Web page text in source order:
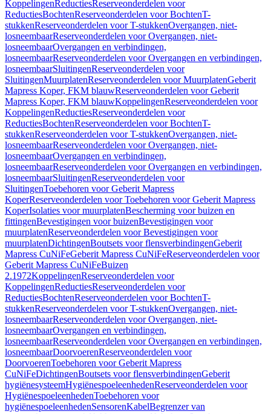
KoppelingenReductiesReserveonderdelen voor
ReductiesBochtenReserveonderdelen voor BochtenT-
stukkenReserveonderdelen voor T-stukkenOvergangen, niet-
losneembaarReserveonderdelen voor Overgangen, niet-
losneembaarOvergangen en verbindingen,
losneembaarReserveonderdelen voor Overgangen en verbindingen,
losneembaarSluitingenReserveonderdelen voor
SluitingenMuurplatenReserveonderdelen voor MuurplatenGeberit
Mapress Koper, FKM blauwReserveonderdelen voor Geberit
Mapress Koper, FKM blauwKoppelingenReserveonderdelen voor
KoppelingenReductiesReserveonderdelen voor
ReductiesBochtenReserveonderdelen voor BochtenT-
stukkenReserveonderdelen voor T-stukkenOvergangen, niet-
losneembaarReserveonderdelen voor Overgangen, niet-
losneembaarOvergangen en verbindingen,
losneembaarReserveonderdelen voor Overgangen en verbindingen,
losneembaarSluitingenReserveonderdelen voor
SluitingenToebehoren voor Geberit Mapress
KoperReserveonderdelen voor Toebehoren voor Geberit Mapress
KoperIsolaties voor muurplatenBescherming voor buizen en
fittingenBevestigingen voor buizenBevestigingen voor
muurplatenReserveonderdelen voor Bevestigingen voor
muurplatenDichtingenBoutsets voor flensverbindingenGeberit
Mapress CuNiFeGeberit Mapress CuNiFeReserveonderdelen voor
Geberit Mapress CuNiFeBuizen
2.1972KoppelingenReserveonderdelen voor
KoppelingenReductiesReserveonderdelen voor
ReductiesBochtenReserveonderdelen voor BochtenT-
stukkenReserveonderdelen voor T-stukkenOvergangen, niet-
losneembaarReserveonderdelen voor Overgangen, niet-
losneembaarOvergangen en verbindingen,
losneembaarReserveonderdelen voor Overgangen en verbindingen,
losneembaarDoorvoerenReserveonderdelen voor
DoorvoerenToebehoren voor Geberit Mapress
CuNiFeDichtingenBoutsets voor flensverbindingenGeberit
hygiënesysteemHygiënespoeleenhedenReserveonderdelen voor
HygiënespoeleenhedenToebehoren voor
hygiënespoeleenhedenSensorenKabelBegrenzer van